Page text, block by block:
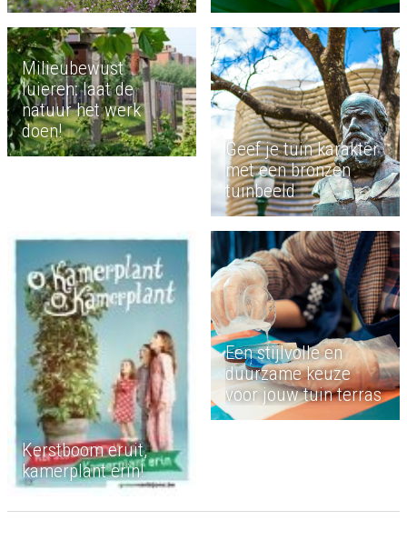
Milieubewust
luieren: laat de
natuur het werk
doen!
Geef je tuin karakter
met een bronzen
tuinbeeld
Kerstboom eruit,
kamerplant erin!
Een stijlvolle en
duurzame keuze
voor jouw tuin terras